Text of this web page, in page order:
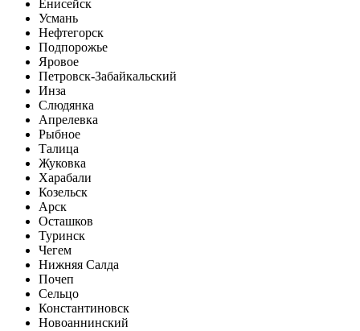
Енисейск
Усмань
Нефтегорск
Подпорожье
Яровое
Петровск-Забайкальский
Инза
Слюдянка
Апрелевка
Рыбное
Талица
Жуковка
Харабали
Козельск
Арск
Осташков
Туринск
Чегем
Нижняя Салда
Почеп
Сельцо
Константиновск
Новоаннинский